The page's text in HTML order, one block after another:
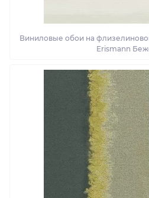
Виниловые обои на
Erismann